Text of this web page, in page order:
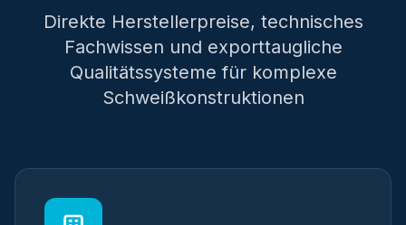
Direkte Herstellerpreise, technisches
Fachwissen und exporttaugliche
Qualitätssysteme für komplexe
Schweißkonstruktionen